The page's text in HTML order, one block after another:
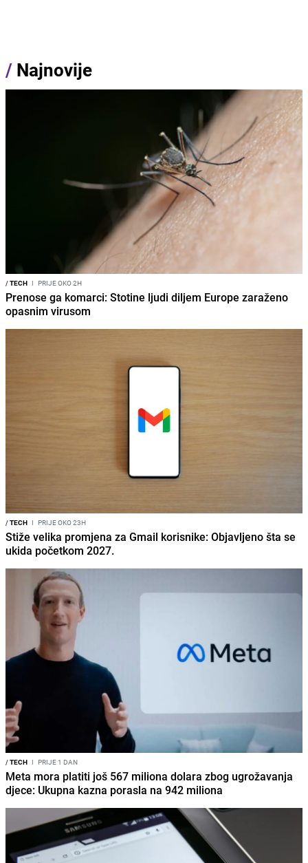
/ Najnovije
/TECH I PRIJE OKO 2H
Prenose ga komarci: Stotine ljudi diljem Europe zaraženo
opasnim virusom
/TECH I PRIJE OKO 23H
Stiže velika promjena za Gmail korisnike: Objavljeno šta se
ukida početkom 2027.
/TECH I PRIJE 1 DAN
Meta mora platiti još 567 miliona dolara zbog ugrožavanja
djece: Ukupna kazna porasla na 942 miliona